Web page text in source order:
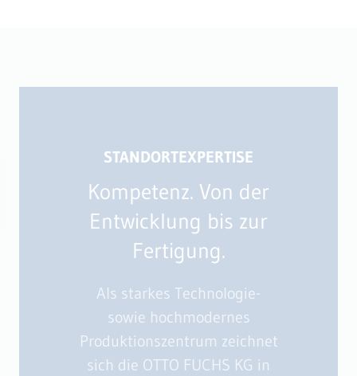
STANDORTEXPERTISE
Kompetenz.­ Von der
Entwicklung bis zur
Fertigung.
Als starkes Technologie-
sowie hochmodernes
Produktionszentrum zeichnet
sich die OTTO FUCHS KG in